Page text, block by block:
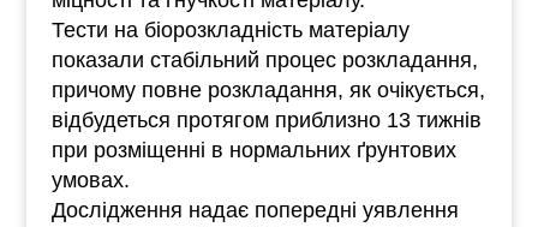
Тести на біорозкладність матеріалу
показали стабільний процес розкладання,
причому повне розкладання, як очікується,
відбудеться протягом приблизно 13 тижнів
при розміщенні в нормальних ґрунтових
умовах.
Дослідження надає попередні уявлення